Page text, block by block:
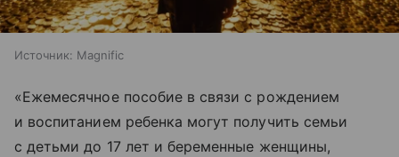
Источник: Magnific
«Ежемесячное пособие в связи с рождением
и воспитанием ребенка могут получить семьи
с детьми до 17 лет и беременные женщины,